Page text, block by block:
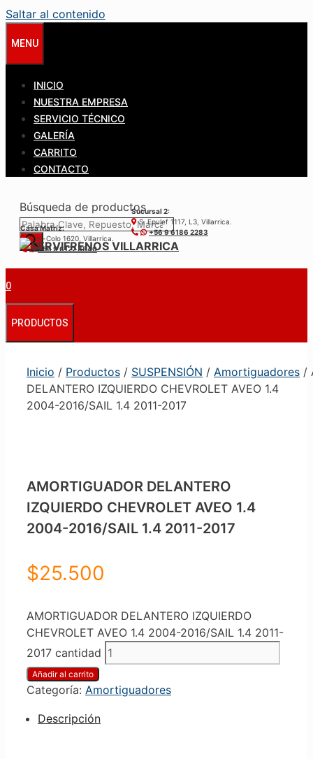
Saltar al contenido
MENU
INICIO
NUESTRA EMPRESA
SERVICIO TÉCNICO
GALERÍA
CARRITO
CONTACTO
Búsqueda de productos
Casa Matríz:
Colo-Colo 1620, Villarrica.
+56 9 6122 3840
Sucursal 2:
S. Epulef 1117, L3, Villarrica.
+56 9 6186 2283
0
PRODUCTOS
Inicio / Productos / SUSPENSIÓN / Amortiguadores /
DELANTERO IZQUIERDO CHEVROLET AVEO 1.4
2004-2016/SAIL 1.4 2011-2017
AMORTIGUADOR DELANTERO
IZQUIERDO CHEVROLET AVEO 1.4
2004-2016/SAIL 1.4 2011-2017
$25.500
AMORTIGUADOR DELANTERO IZQUIERDO
CHEVROLET AVEO 1.4 2004-2016/SAIL 1.4 2011-
2017 cantidad
Añadir al carrito
Categoría: Amortiguadores
Descripción